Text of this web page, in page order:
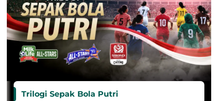
Trilogi Sepak Bola Putri